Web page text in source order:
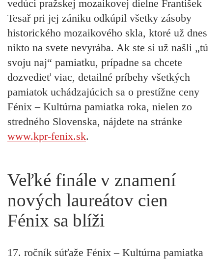
vedúci pražskej mozaikovej dielne František
Tesař pri jej zániku odkúpil všetky zásoby
historického mozaikového skla, ktoré už dnes
nikto na svete nevyrába. Ak ste si už našli „tú
svoju naj“ pamiatku, prípadne sa chcete
dozvedieť viac, detailné príbehy všetkých
pamiatok uchádzajúcich sa o prestížne ceny
Fénix – Kultúrna pamiatka roka, nielen zo
stredného Slovenska, nájdete na stránke
www.kpr-fenix.sk.
Veľké finále v znamení
nových laureátov cien
Fénix sa blíži
17. ročník súťaže Fénix – Kultúrna pamiatka